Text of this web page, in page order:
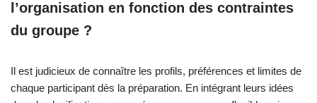
l’organisation en fonction des contraintes
du groupe ?
Il est judicieux de connaître les profils, préférences et limites de
chaque participant dès la préparation. En intégrant leurs idées